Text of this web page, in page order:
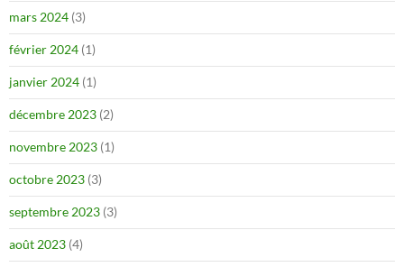
mars 2024 (3)
février 2024 (1)
janvier 2024 (1)
décembre 2023 (2)
novembre 2023 (1)
octobre 2023 (3)
septembre 2023 (3)
août 2023 (4)